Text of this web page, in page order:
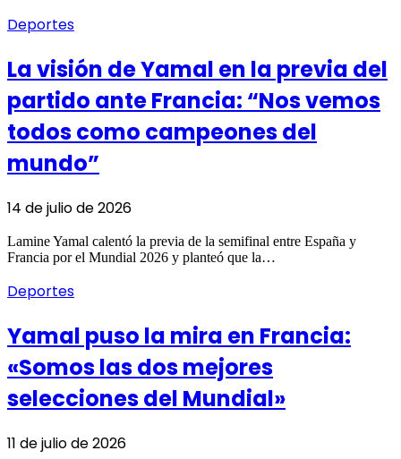
Deportes
La visión de Yamal en la previa del
partido ante Francia: “Nos vemos
todos como campeones del
mundo”
14 de julio de 2026
Lamine Yamal calentó la previa de la semifinal entre España y
Francia por el Mundial 2026 y planteó que la…
Deportes
Yamal puso la mira en Francia:
«Somos las dos mejores
selecciones del Mundial»
11 de julio de 2026